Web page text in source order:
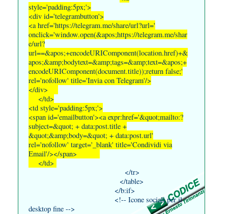
style='padding:5px;'>
<div id='telegrambutton'>
<a href='https://telegram.me/share/url?url='
onclick='window.open(&apos;https://telegram.me/shar
e/url?
url==&apos;+encodeURIComponent(location.href)+&
apos;&amp;bodytext=&amp;tags=&amp;text=&apos;+
encodeURIComponent(document.title));return false;'
rel='nofollow' title='Invia con Telegram'/>
</div>
</td>
<td style='padding:5px;'>
<span id='emailbutton'><a expr:href='&quot;mailto:?
subject=&quot; + data:post.title +
&quot;&amp;body=&quot; + data:post.url'
rel='nofollow' target='_blank' title='Condividi via
Email'/></span>
</td>
</tr>
</table>
</b:if>
<!-- Icone sociali per il
desktop fine -->